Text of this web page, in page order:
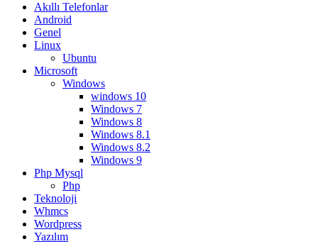
Akıllı Telefonlar
Android
Genel
Linux
Ubuntu
Microsoft
Windows
windows 10
Windows 7
Windows 8
Windows 8.1
Windows 8.2
Windows 9
Php Mysql
Php
Teknoloji
Whmcs
Wordpress
Yazılım